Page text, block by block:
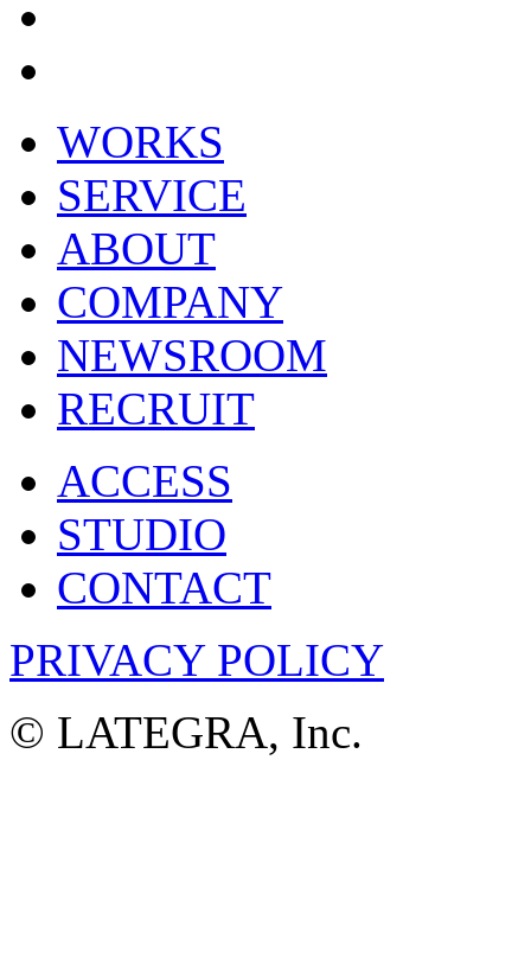
WORKS
SERVICE
ABOUT
COMPANY
NEWSROOM
RECRUIT
ACCESS
STUDIO
CONTACT
PRIVACY POLICY
© LATEGRA, Inc.